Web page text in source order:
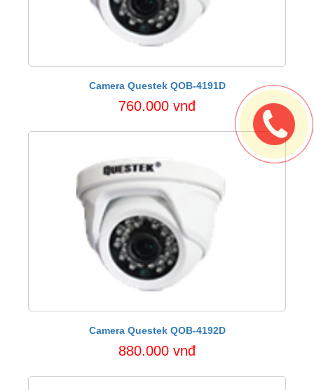
Camera Questek QOB-4191D
760.000 vnđ
Camera Questek QOB-4192D
880.000 vnđ